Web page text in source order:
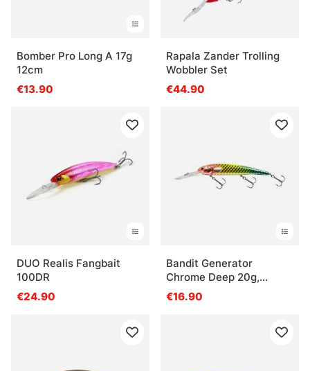
Bomber Pro Long A 17g
12cm
€13.90
Rapala Zander Trolling
Wobbler Set
€44.90
DUO Realis Fangbait
100DR
€24.90
Bandit Generator
Chrome Deep 20g,
11,9cm
€16.90